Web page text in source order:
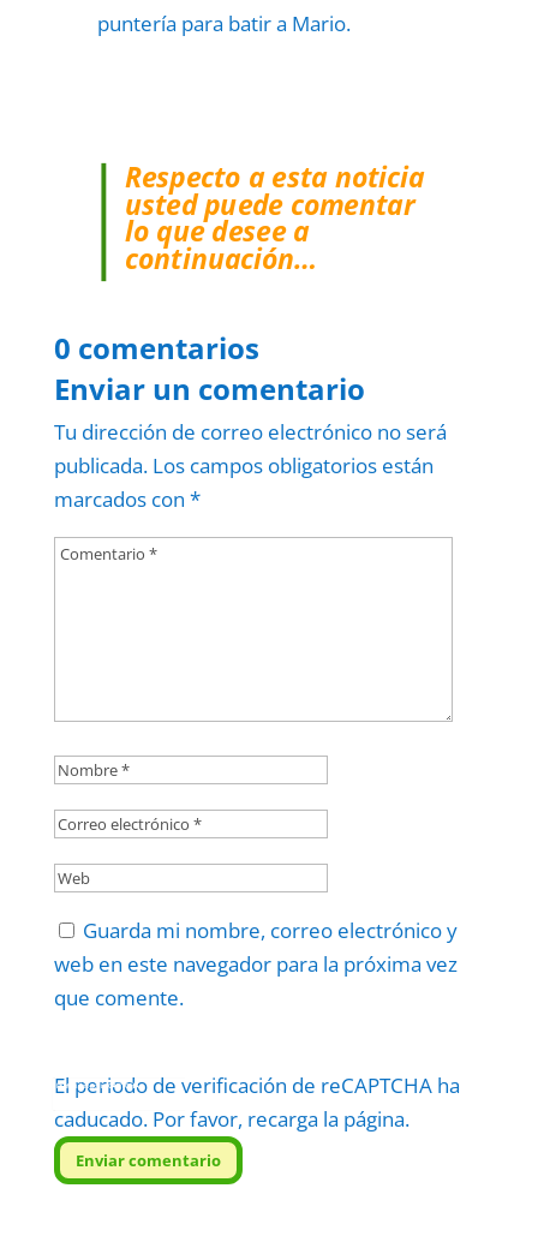
puntería para batir a Mario.
Respecto a esta noticia
usted puede comentar
lo que desee a
continuación…
0 comentarios
Enviar un comentario
Tu dirección de correo electrónico no será
publicada. Los campos obligatorios están
marcados con *
Guarda mi nombre, correo electrónico y
web en este navegador para la próxima vez
que comente.
El periodo de verificación de reCAPTCHA ha
caducado. Por favor, recarga la página.
Enviar comentario
Protegidos porreCAPTCHA
Politica–